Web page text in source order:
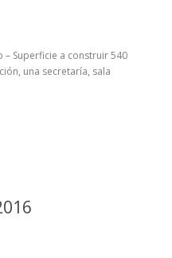
– Superficie a construir 540
una secretaría, sala